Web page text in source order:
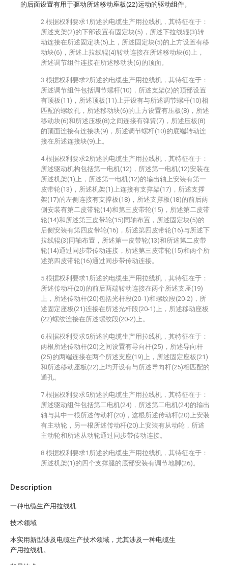
Description
一种电缆生产用拉线机
技术领域
本实用新型涉及电缆生产技术领域，尤其涉及一种电缆生
产用拉线机。
的后面设置有用于驱动所述移动座板(22)运动的驱动组件。
2.根据权利要求1所述的电缆生产用拉线机，其特征在于：
所述支架(2)的下部设置有固定块(5)，所述下拉线辊(3)转
动连接在所述固定块(5)上，所述固定块(5)的上方设置有移
动块(6)，所述上拉线辊(4)转动连接在所述移动块(6)上，
所述调节组件连接在所述移动块(6)的顶面。
3.根据权利要求2所述的电缆生产用拉线机，其特征在于：
所述调节组件包括调节螺杆(10)，所述支架(2)的顶部设置
有顶板(11)，所述顶板(11)上开设有与所述调节螺杆(10)相
匹配的螺纹孔，所述移动块(6)的上方设置有压板(8)，所述
移动块(6)和所述压板(8)之间连接有弹簧(7)，所述压板(8)
的顶面连接有连接块(9)，所述调节螺杆(10)的底端转动连
接在所述连接块(9)上。
4.根据权利要求2所述的电缆生产用拉线机，其特征在于：
所述驱动机构包括第一电机(12)，所述第一电机(12)安装在
所述机架(1)上，所述第一电机(12)的输出轴上安装有第一
皮带轮(13)，所述机架(1)上连接有支撑架(17)，所述支撑
架(17)的左侧连接有支撑板(18)，所述支撑板(18)的前后两
侧安装有第二皮带轮(14)和第三皮带轮(15)，所述第二皮带
轮(14)和所述第三皮带轮(15)同轴布置，所述固定块(5)的
后侧安装有第四皮带轮(16)，所述第四皮带轮(16)与所述下
拉线辊(3)同轴布置，所述第一皮带轮(13)和所述第二皮带
轮(14)通过同步带传动连接，所述第三皮带轮(15)和两个所
述第四皮带轮(16)通过同步带传动连接。
5.根据权利要求1所述的电缆生产用拉线机，其特征在于：
所述传动杆(20)的前后两端转动连接在两个所述支座(19)
上，所述传动杆(20)包括光杆段(20-1)和螺纹段(20-2)，所
述固定座板(21)连接在所述光杆段(20-1)上，所述移动座板
(22)螺纹连接在所述螺纹段(20-2)上。
6.根据权利要求5所述的电缆生产用拉线机，其特征在于：
两根所述传动杆(20)之间设置有导向杆(25)，所述导向杆
(25)的两端连接在两个所述支座(19)上，所述固定座板(21)
和所述移动座板(22)上均开设有与所述导向杆(25)相匹配的
通孔。
7.根据权利要求5所述的电缆生产用拉线机，其特征在于：
所述驱动组件包括第二电机(24)，所述第二电机(24)的输出
轴与其中一根所述传动杆(20)，这根所述传动杆(20)上安装
有主动轮，另一根所述传动杆(20)上安装有从动轮，所述
主动轮和所述从动轮通过同步带传动连接。
8.根据权利要求1所述的电缆生产用拉线机，其特征在于：
所述机架(1)的四个支撑腿的底部安装有调节地脚(26)。